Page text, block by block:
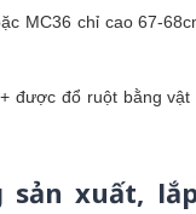
MC36 chỉ cao 67-
được đổ ruột bằng
sản xuất,